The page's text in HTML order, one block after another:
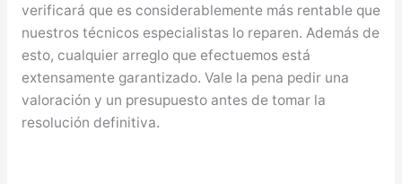
verificará que es considerablemente más rentable que
nuestros técnicos especialistas lo reparen. Además de
esto, cualquier arreglo que efectuemos está
extensamente garantizado. Vale la pena pedir una
valoración y un presupuesto antes de tomar la
resolución definitiva.